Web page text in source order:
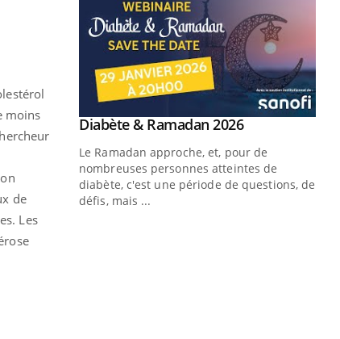
moins
de
Les
: se
piscine,
mains
Youtube
Diabète & Ramadan 2026Youtube
Le Ramadan approche, et, pour de
nombreuses personnes atteintes de
diabète, c'est une période de questions, de
défis, mais ...